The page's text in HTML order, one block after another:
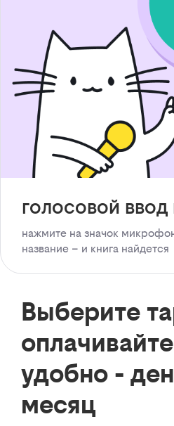
голосовой ввод
нажмите на значок
название – и книга найдется
Выберите
удобно -
месяц